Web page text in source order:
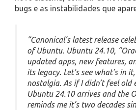
bugs e as instabilidades que
“Canonical’s latest release
of Ubuntu. Ubuntu 24.10,
updated apps, new features,
its legacy. Let’s see what’s in
nostalgia. As if I didn’t feel old
Ubuntu 24.10 arrives and the
reminds me it’s two decades